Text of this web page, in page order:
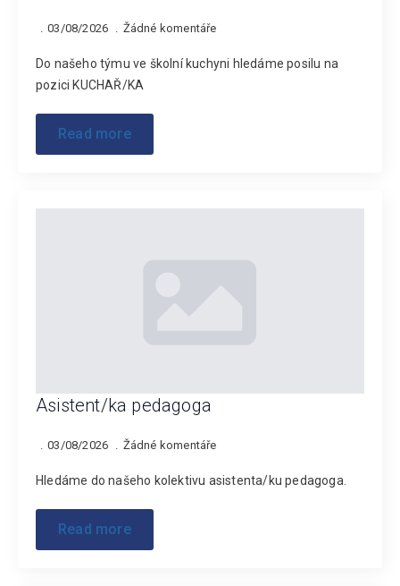
03/08/2026 Žádné komentáře
Do našeho týmu ve školní kuchyni hledáme posilu na
pozici KUCHAŘ/KA
Read more
Asistent/ka pedagoga
03/08/2026 Žádné komentáře
Hledáme do našeho kolektivu asistenta/ku pedagoga.
Read more